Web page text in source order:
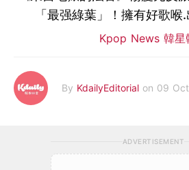
「最强綠葉」！擁有好歌
Kpop News 韓星
By KdailyEditorial on 09
ADVERTISEMENT